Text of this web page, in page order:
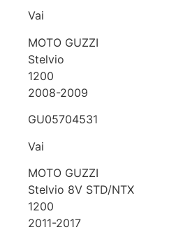
Vai
MOTO GUZZI
Stelvio
1200
2008-2009
GU05704531
Vai
MOTO GUZZI
Stelvio 8V STD/NTX
1200
2011-2017